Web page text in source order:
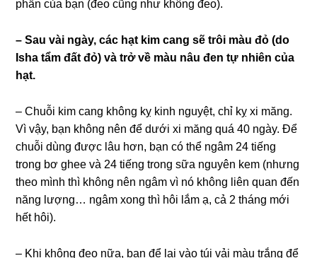
phần của bạn (đeo cũng như không đeo).
– Sau vài ngày, các hạt kim cang sẽ trôi màu đỏ (do
Isha tẩm đất đỏ) và trở về màu nâu đen tự nhiên của
hạt.
– Chuỗi kim cang không kỵ kinh nguyệt, chỉ kỵ xi măng.
Vì vậy, bạn không nên để dưới xi măng quá 40 ngày. Để
chuỗi dùng được lâu hơn, bạn có thể ngâm 24 tiếng
trong bơ ghee và 24 tiếng trong sữa nguyên kem (nhưng
theo mình thì không nên ngâm vì nó không liên quan đến
năng lượng… ngâm xong thì hôi lắm ạ, cả 2 tháng mới
hết hôi).
– Khi không đeo nữa, bạn để lại vào túi vải màu trắng để